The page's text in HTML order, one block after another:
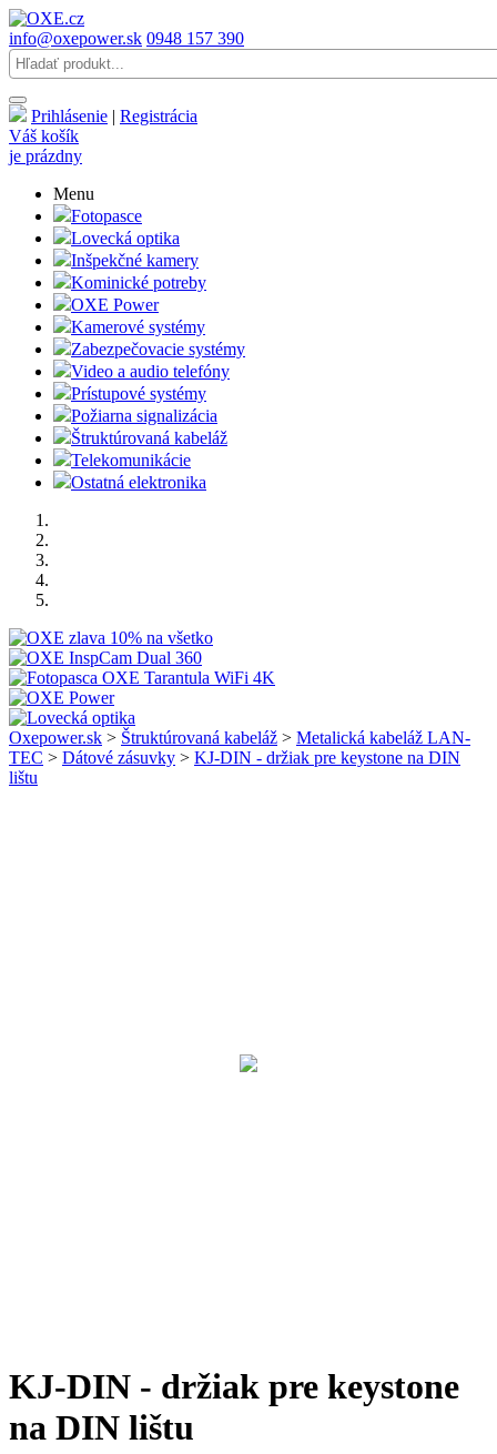
info@oxepower.sk 0948 157 390
Prihlásenie | Registrácia
Váš košík
je prázdny
Menu
Fotopasce
Lovecká optika
Inšpekčné kamery
Kominické potreby
OXE Power
Kamerové systémy
Zabezpečovacie systémy
Video a audio telefóny
Prístupové systémy
Požiarna signalizácia
Štruktúrovaná kabeláž
Telekomunikácie
Ostatná elektronika
Oxepower.sk > Štruktúrovaná kabeláž > Metalická kabeláž LAN-
TEC > Dátové zásuvky > KJ-DIN - držiak pre keystone na DIN
lištu
KJ-DIN - držiak pre keystone
na DIN lištu